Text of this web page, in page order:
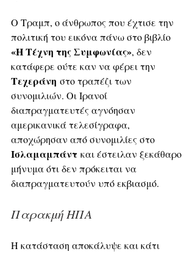
Ο Τραμπ, ο άνθρωπος που έχτισε την
πολιτική του εικόνα πάνω στο βιβλίο
«Η Τέχνη της Συμφωνίας», δεν
κατάφερε ούτε καν να φέρει την
Τεχεράνη στο τραπέζι των
συνομιλιών. Οι Ιρανοί
διαπραγματευτές αγνόησαν
αμερικανικά τελεσίγραφα,
αποχώρησαν από συνομιλίες στο
Ισλαμαμπάντ και έστειλαν ξεκάθαρο
μήνυμα ότι δεν πρόκειται να
διαπραγματευτούν υπό εκβιασμό.
Παρακμή ΗΠΑ
Η κατάσταση αποκάλυψε και κάτι